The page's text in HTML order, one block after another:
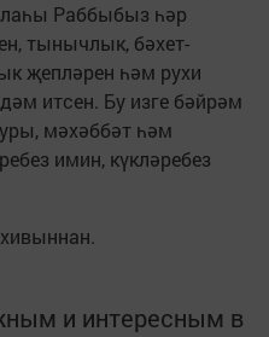
Раббыбыз һәр
тынычлык, бәхет-
җепләрен һәм рухи
итсен. Бу изге бәйрәм
мәхәббәт һәм
имин, күкләребез
и интересным в